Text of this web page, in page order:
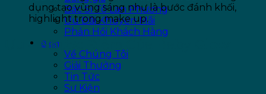
Bác Sĩ Tô Lan Phương
Ưu Đãi Khuyến Mãi
Phản Hồi Khách Hàng
Blog
Về Chúng Tôi
Giải Thưởng
Tin Tức
Sự Kiện
dụng tạo vùng sáng như là bước đánh khối,
highlight trong make up.
Ưu – Nhược Điểm Của Baby Glow